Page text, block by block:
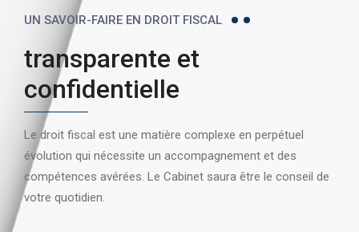
UN SAVOIR-FAIRE EN DROIT FISCAL
transparente et
confidentielle
Le droit fiscal est une matière complexe en perpétuel
évolution qui nécessite un accompagnement et des
compétences avérées. Le Cabinet saura être le conseil de
votre quotidien.